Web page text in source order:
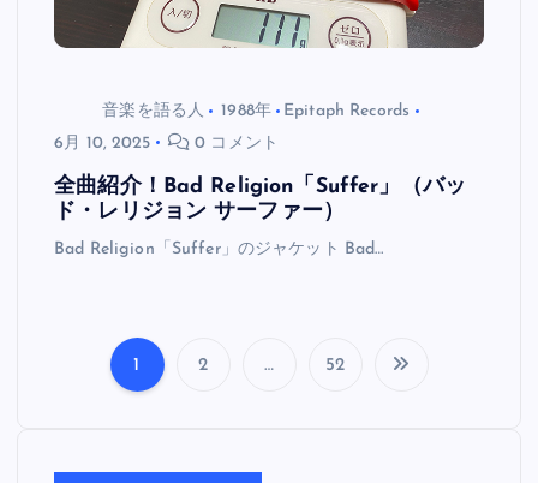
音楽を語る人 1988年
Epitaph Records
6月 10, 2025
0 コメント
全曲紹介！Bad Religion「Suffer」（バッ
ド・レリジョン サーファー）
Bad Religion「Suffer」のジャケット Bad…
1 2 … 52